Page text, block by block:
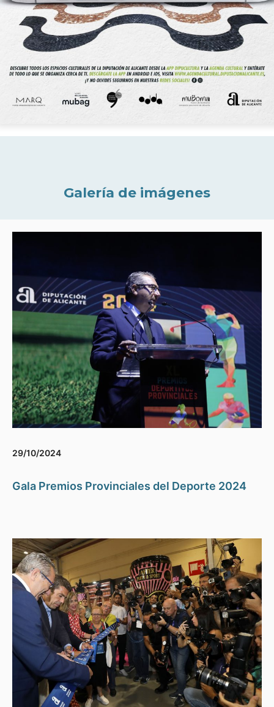
Galería de imágenes
29/10/2024
Gala Premios Provinciales del Deporte 2024